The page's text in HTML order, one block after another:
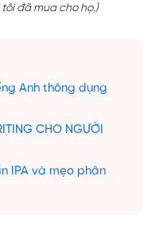
đã mua cho họ.)
Anh thông dụng
CHO NGƯỜI
IPA và mẹo phân